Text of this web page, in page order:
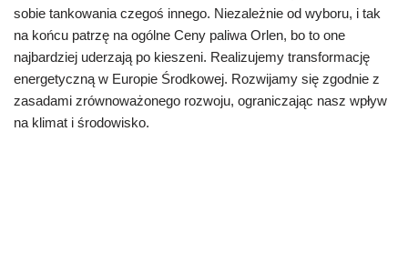
sobie tankowania czegoś innego. Niezależnie od wyboru, i tak
na końcu patrzę na ogólne Ceny paliwa Orlen, bo to one
najbardziej uderzają po kieszeni. Realizujemy transformację
energetyczną w Europie Środkowej. Rozwijamy się zgodnie z
zasadami zrównoważonego rozwoju, ograniczając nasz wpływ
na klimat i środowisko.